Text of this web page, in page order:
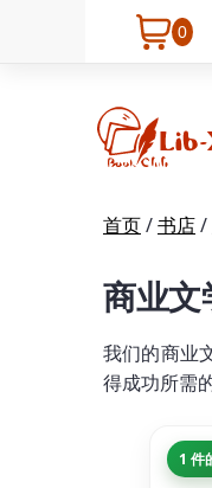
0
首页/书店/
商业文
我们的商业
得成功所需
1 件